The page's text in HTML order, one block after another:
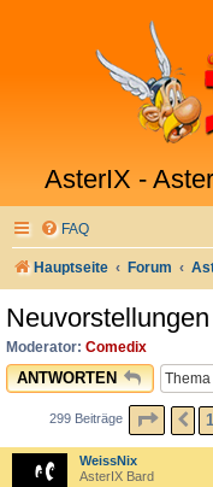
AsterIX -
FAQ
Hauptseite Forum
Moderator: Comedix
ANTWORTEN
299 Beiträge SEITE1
WeissNix
AsterIX Bard